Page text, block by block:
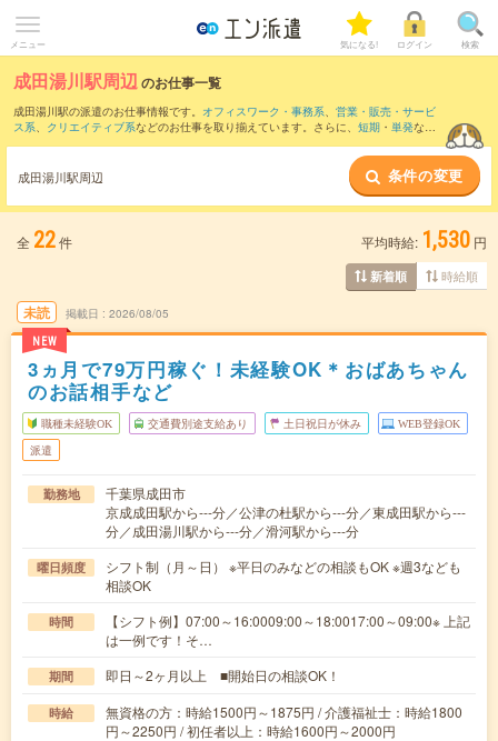
メニュー 気になる! ログイン 検索
成田湯川駅周辺のお仕事一覧
成田湯川駅の派遣のお仕事情報です。 オフィスワーク・事務系、 営業・販売・サービ
ス系、 クリエイティブ系などのお仕事を取り揃えています。さらに、 短期 ・ 単発など
また、空港第２ビル(鉄道)駅 芝山千代田駅 など近隣駅
のお仕事もご確認いただけます。
成田湯川駅周辺 条件の変更
全 22件 平均時給: 1,530 円
新着順 時給順
未読
NEW
掲載日 2026/08/05
3ヵ月で79万円稼ぐ！未経験OK＊おばあちゃん
のお話相手など
職種未経験OK 交通費別途支給あり 土日祝日が休み WEB登録OK
派遣
勤務地
千葉県成田市
京成成田駅から---分／公津の杜駅から---分／東成田駅から---
分／成田湯川駅から---分／滑河駅から---分
曜日頻度
シフト制（月～日） ※平日のみなどの相談もOK ※週3なども
相談OK
時間
【シフト例】07:00～16:0009:00～18:0017:00～09:00※ 上記
は一例です！そ…
期間 即日～2ヶ月以上 ■開始日の相談OK！
時給
無資格の方：時給1500円～1875円 / 介護福祉士：時給1800
円～2250円 / 初任者以上：時給1600円～2000円